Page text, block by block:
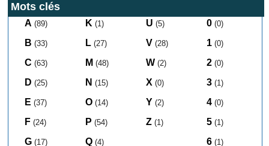
Mots clés
A (89)
B (33)
C (63)
D (25)
E (37)
F (24)
G (17)
K (1)
L (27)
M (48)
N (15)
O (14)
P (54)
Q (4)
U (5)
V (28)
W (2)
X (0)
Y (2)
Z (1)
0 (0)
1 (0)
2 (0)
3 (1)
4 (0)
5 (1)
6 (1)